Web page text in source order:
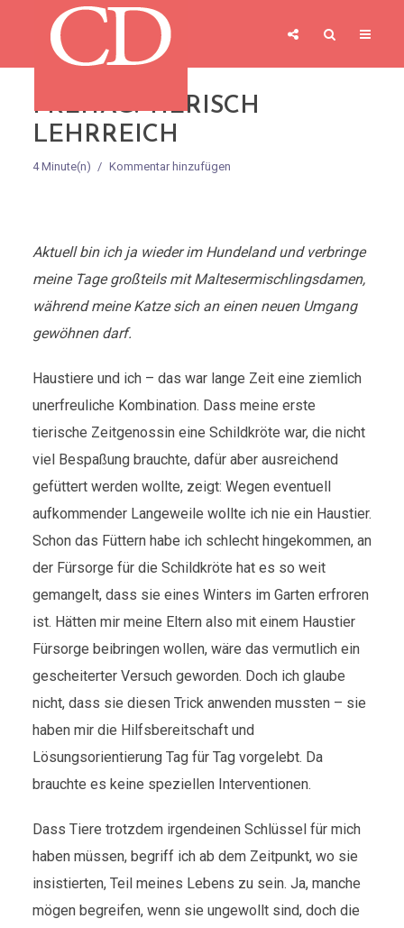
FREITAG: TIERISCH
LEHRREICH
4 Minute(n) Kommentar hinzufügen
Aktuell bin ich ja wieder im Hundeland und verbringe
meine Tage großteils mit Maltesermischlingsdamen,
während meine Katze sich an einen neuen Umgang
gewöhnen darf.
Haustiere und ich – das war lange Zeit eine ziemlich
unerfreuliche Kombination. Dass meine erste
tierische Zeitgenossin eine Schildkröte war, die nicht
viel Bespaßung brauchte, dafür aber ausreichend
gefüttert werden wollte, zeigt: Wegen eventuell
aufkommender Langeweile wollte ich nie ein Haustier.
Schon das Füttern habe ich schlecht hingekommen, an
der Fürsorge für die Schildkröte hat es so weit
gemangelt, dass sie eines Winters im Garten erfroren
ist. Hätten mir meine Eltern also mit einem Haustier
Fürsorge beibringen wollen, wäre das vermutlich ein
gescheiterter Versuch geworden. Doch ich glaube
nicht, dass sie diesen Trick anwenden mussten – sie
haben mir die Hilfsbereitschaft und
Lösungsorientierung Tag für Tag vorgelebt. Da
brauchte es keine speziellen Interventionen.
Dass Tiere trotzdem irgendeinen Schlüssel für mich
haben müssen, begriff ich ab dem Zeitpunkt, wo sie
insistierten, Teil meines Lebens zu sein. Ja, manche
mögen begreifen, wenn sie ungewollt sind, doch die